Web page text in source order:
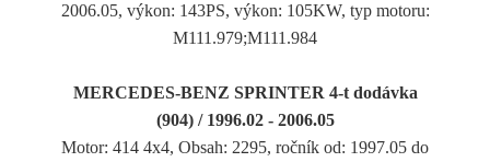
2006.05, výkon: 143PS, výkon: 105KW, typ motoru:
M111.979;M111.984
MERCEDES-BENZ SPRINTER 4-t dodávka
(904) / 1996.02 - 2006.05
Motor: 414 4x4, Obsah: 2295, ročník od: 1997.05 do